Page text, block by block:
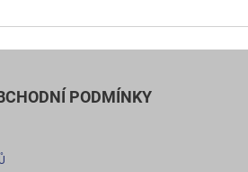
PODMÍNKY